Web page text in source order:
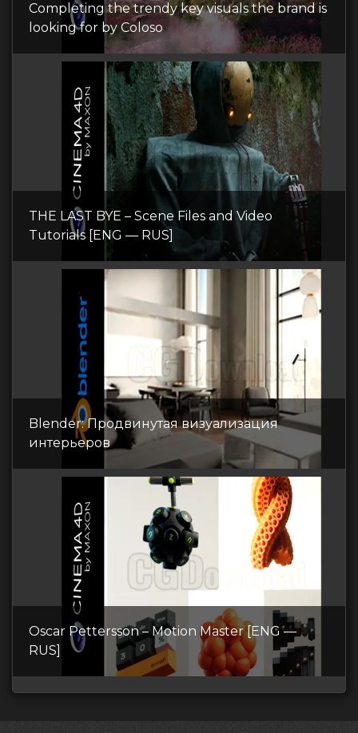
Completing the trendy key visuals the brand is
looking for by Coloso
THE LAST BYE – Scene Files and Video
Tutorials [ENG — RUS]
Blender: Продвинутая визуализация
интерьеров
Oscar Pettersson – Motion Master [ENG —
RUS]